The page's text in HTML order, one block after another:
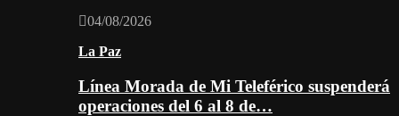
04/08/2026
La Paz
Línea Morada de Mi Teleférico suspenderá
operaciones del 6 al 8 de…